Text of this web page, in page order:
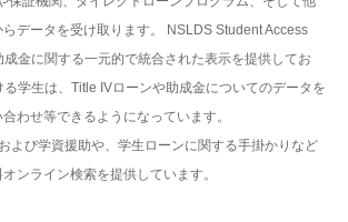
データを受け取ります。 NSLDS Student Access
金に関する一元的で統合された表示を提供してお
る学生は、Title IVローンや助成金についてのデータを
わせ等できるようになっています。
よび学資援助や、学生ローンに関する手掛かりなど
ンライン検索を提供しています。